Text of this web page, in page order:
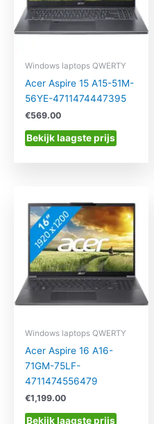
Windows laptops QWERTY
Acer Aspire 15 A15-51M-
56YE-4711474447395
€569.00
Bekijk laagste prijs
Windows laptops QWERTY
Acer Aspire 16 A16-
71GM-75LF-
4711474556479
€1,199.00
Bekijk laagste prijs